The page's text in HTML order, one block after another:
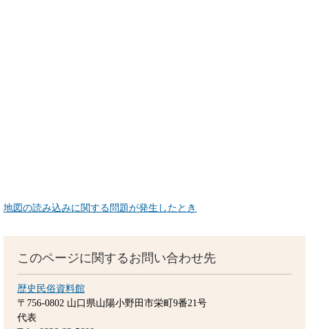
地図の読み込みに関する問題が発生したとき
このページに関するお問い合わせ先
歴史民俗資料館
〒756-0802 山口県山陽小野田市栄町9番21号
代表